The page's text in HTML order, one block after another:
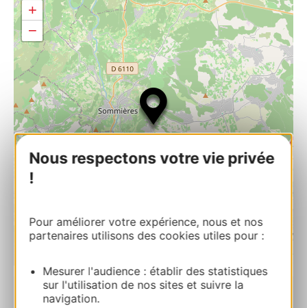
Nous respectons votre vie privée
!
Pour améliorer votre expérience, nous et nos
partenaires utilisons des cookies utiles pour :
Mesurer l'audience : établir des statistiques
sur l'utilisation de nos sites et suivre la
navigation.
+
−